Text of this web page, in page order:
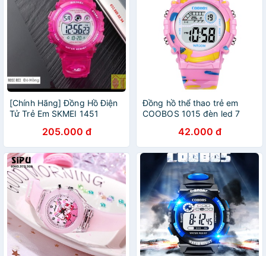
[Chính Hãng] Đồng Hồ Điện
Tử Trẻ Em SKMEI 1451
42mm Mẫu Mới - Nhất 2021
205.000 đ
Đồng hồ thể thao trẻ em
COOBOS 1015 đèn led 7
42.000 đ